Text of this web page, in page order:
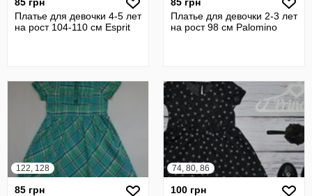
Платье для девочки 4-5 лет
на рост 104-110 см Esprit
Платье для девочки 2-3 лет
на рост 98 см Palomino
122, 128
85 грн
74, 80, 86
100 грн